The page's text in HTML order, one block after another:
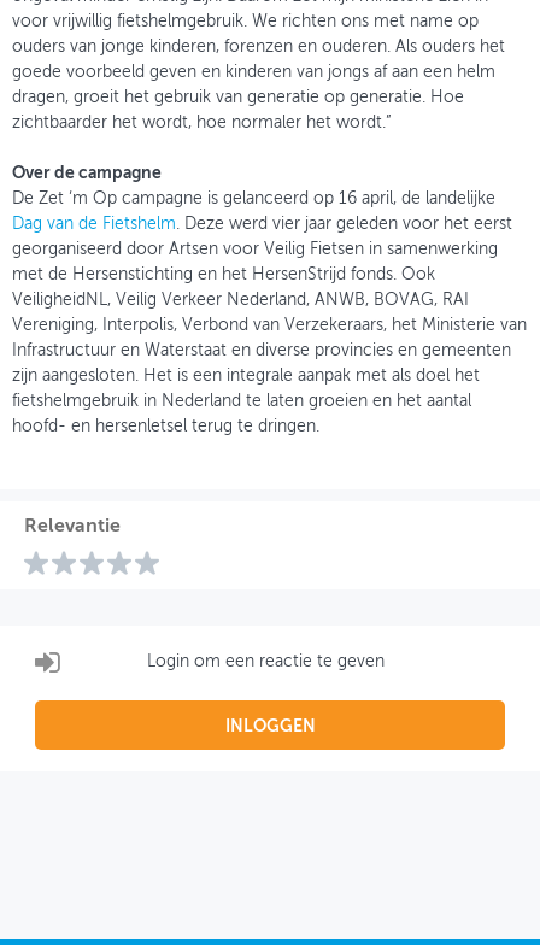
voor vrijwillig fietshelmgebruik. We richten ons met name op
ouders van jonge kinderen, forenzen en ouderen. Als ouders het
goede voorbeeld geven en kinderen van jongs af aan een helm
dragen, groeit het gebruik van generatie op generatie. Hoe
zichtbaarder het wordt, hoe normaler het wordt.”
Over de campagne
De Zet ‘m Op campagne is gelanceerd op 16 april, de landelijke
Dag van de Fietshelm. Deze werd vier jaar geleden voor het eerst
georganiseerd door Artsen voor Veilig Fietsen in samenwerking
met de Hersenstichting en het HersenStrijd fonds. Ook
VeiligheidNL, Veilig Verkeer Nederland, ANWB, BOVAG, RAI
Vereniging, Interpolis, Verbond van Verzekeraars, het Ministerie van
Infrastructuur en Waterstaat en diverse provincies en gemeenten
zijn aangesloten. Het is een integrale aanpak met als doel het
fietshelmgebruik in Nederland te laten groeien en het aantal
hoofd- en hersenletsel terug te dringen.
Relevantie
Login om een reactie te geven
INLOGGEN